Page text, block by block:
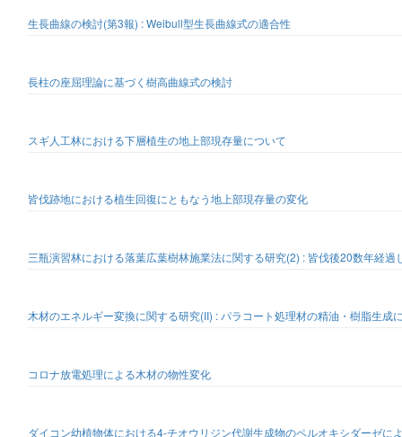
生長曲線の検討(第3報) : Weibull型生長曲線式の適合性
長柱の座屈理論に基づく樹高曲線式の検討
スギ人工林における下層植生の地上部現存量について
皆伐跡地における植生回復にともなう地上部現存量の変化
三瓶演習林における落葉広葉樹林施業法に関する研究(2) : 皆伐後20数年経過
木材のエネルギー変換に関する研究(II) : パラコート処理材の精油・樹脂生成
コロナ放電処理による木材の物性変化
ダイコン幼植物体における4-チオウリジン代謝生成物のペルオキシダーゼに